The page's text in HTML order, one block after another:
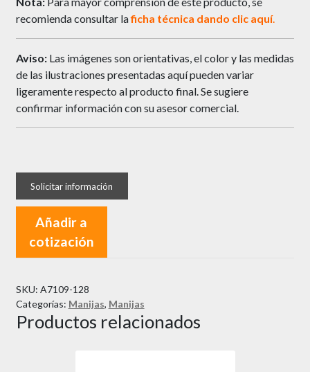
recomienda consultar laficha técnica dando clic aquí.
Aviso: Las imágenes son orientativas, el color y las medidas
de las ilustraciones presentadas aquí pueden variar
ligeramente respecto al producto final. Se sugiere
confirmar información con su asesor comercial.
Añadir a
cotización
SKU: A7109-128
Categorías: Manijas, Manijas
Productos relacionados